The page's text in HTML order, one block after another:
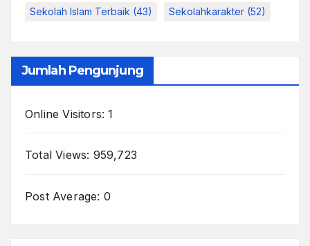
Sekolah Islam Terbaik (43) Sekolahkarakter (52)
Jumlah Pengunjung
Online Visitors:1
Total Views: 959,723
Post Average: 0